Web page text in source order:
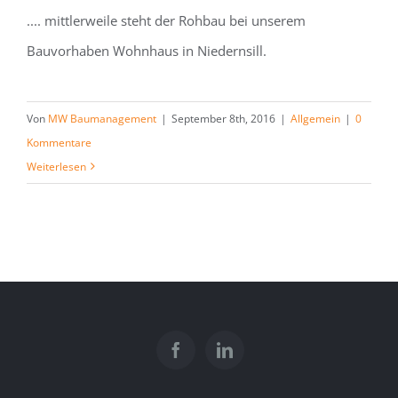
.... mittlerweile steht der Rohbau bei unserem
Bauvorhaben Wohnhaus in Niedernsill.
Von MW Baumanagement | September 8th, 2016 | Allgemein | 0
Kommentare
Weiterlesen